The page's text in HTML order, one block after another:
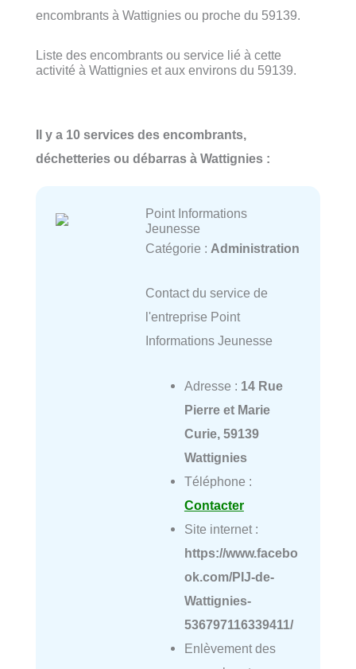
encombrants à Wattignies ou proche du 59139.
Liste des encombrants ou service lié à cette
activité à Wattignies et aux environs du 59139.
Il y a 10 services des encombrants,
déchetteries ou débarras à Wattignies :
Point Informations
Jeunesse
Catégorie : Administration
Contact du service de
l'entreprise Point
Informations Jeunesse
Adresse : 14 Rue
Pierre et Marie
Curie, 59139
Wattignies
Téléphone :
Contacter
Site internet :
https://www.facebo
ok.com/PIJ-de-
Wattignies-
536797116339411/
Enlèvement des